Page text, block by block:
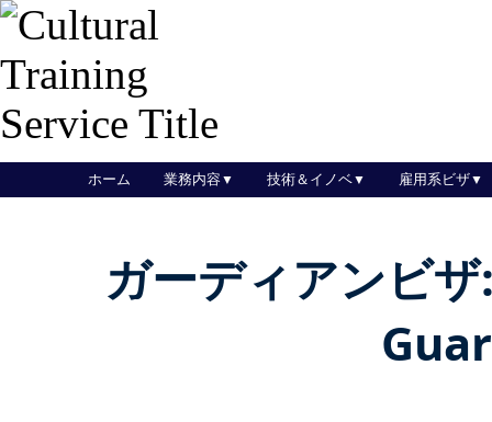
ホーム 業務内容 技術＆イノベ 雇用系ビザ
ガーディアンビ